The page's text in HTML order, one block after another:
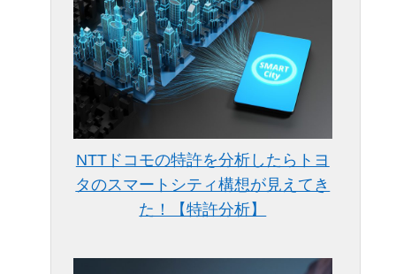
NTTドコモの特許を分析したらトヨ
タのスマートシティ構想が見えてき
た！【特許分析】